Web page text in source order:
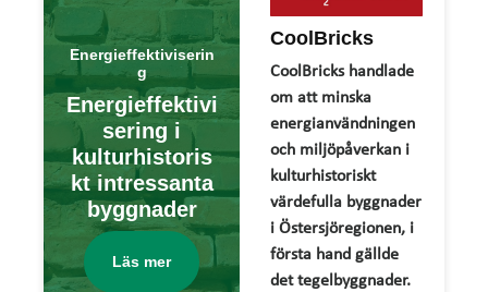
Energieffektiviserin
g
Energieffektivi
sering i
kulturhistoris
kt intressanta
byggnader
Läs mer
CoolBricks
CoolBricks handlade
om att minska
energianvändningen
och miljöpåverkan i
kulturhistoriskt
värdefulla byggnader
i Östersjöregionen, i
första hand gällde
det tegelbyggnader.